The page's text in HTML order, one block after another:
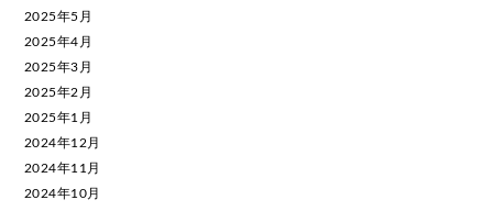
2025年5月
2025年4月
2025年3月
2025年2月
2025年1月
2024年12月
2024年11月
2024年10月